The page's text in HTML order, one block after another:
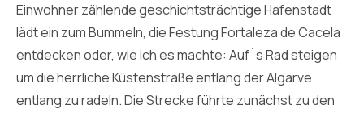
Einwohner zählende geschichtsträchtige Hafenstadt
lädt ein zum Bummeln, die Festung Fortaleza de Cacela
entdecken oder, wie ich es machte: Auf´s Rad steigen
um die herrliche Küstenstraße entlang der Algarve
entlang zu radeln. Die Strecke führte zunächst zu den